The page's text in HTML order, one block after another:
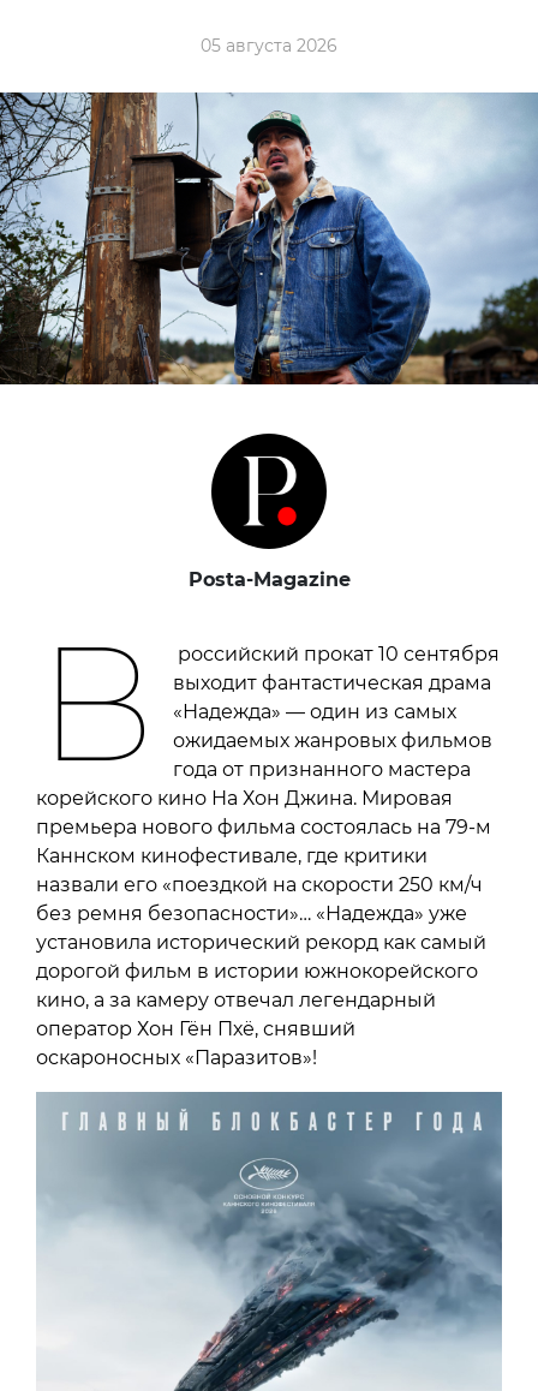
05 августа 2026
Posta-Magazine
В
российский прокат 10 сентября
выходит фантастическая драма
«Надежда» — один из самых
ожидаемых жанровых фильмов
года от признанного мастера
корейского кино На Хон Джина. Мировая
премьера нового фильма состоялась на 79-м
Каннском кинофестивале, где критики
назвали его «поездкой на скорости 250 км/ч
без ремня безопасности»… «Надежда» уже
установила исторический рекорд как самый
дорогой фильм в истории южнокорейского
кино, а за камеру отвечал легендарный
оператор Хон Гён Пхё, снявший
оскароносных «Паразитов»!